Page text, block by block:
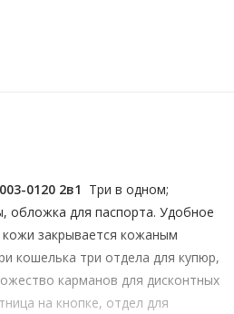
0120 2в1 Три в одном;
обложка для паспорта. Удобное
закрывается кожаным
кошелька три отдела для купюр,
карманов для дисконтных
на кнопке, отдел для